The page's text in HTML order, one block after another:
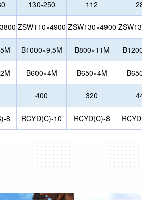
130-250 112
ZSW110×4900 ZSW130×4900
B1000×9.5M B800×11M
B600×4M B650×4M
400 320
8 RCYD(C)-10 RCYD(C)-8